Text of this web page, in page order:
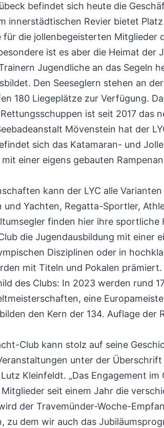
befindet sich heute die
innerstädtischen Revier bietet
für die jollenbegeisterten Mitglieder
ist es aber die Heimat der
Jugendliche an das Segeln
Den Seeseglern stehen an
180 Liegeplätze zur Verfügung.
ist seit 2017 das
Mövenstein hat der
sich das Katamaran- und
einer eigens gebauten
kann der LYC alle
und Yachten, Regatta-Sportler,
finden hier ihre sportliche
die Jugendausbildung mit einer
Disziplinen oder in
mit Titeln und Pokalen
des Clubs: In 2023 werden rund
eine
den Kern der 134. Auflage der
Club kann stolz auf seine
unter der
Kleinfeldt. „Das Engagement
seit einem Jahr die
der Travemünder-Woche-
zu dem wir auch das